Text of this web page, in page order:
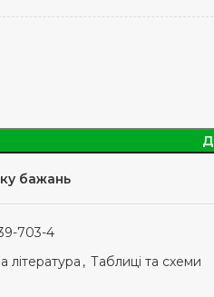
бажань
703-4
література , Таблиці та схеми